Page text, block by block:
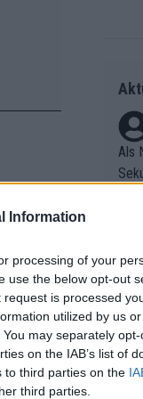
Information
processing of your
use the below opt-out
is processed
utilized by us
may separately
on the IAB’s list of
to third parties on the
third parties.
will
um
Als
er
rifft
Die
as
ür
ss
as
et.